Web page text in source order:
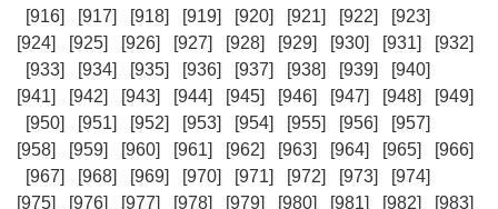
[916] [917] [918] [919] [920] [921] [922]
[923]
[924]
[925] [926] [927] [928] [929] [930] [931]
[932]
[933]
[934] [935] [936] [937] [938] [939]
[940]
[941]
[942] [943] [944] [945] [946] [947] [948]
[949]
[950]
[951] [952] [953] [954] [955] [956]
[957]
[958]
[959] [960] [961] [962] [963] [964] [965]
[966]
[967]
[968] [969] [970] [971] [972] [973]
[974]
[975]
[976] [977] [978] [979] [980] [981] [982]
[983]